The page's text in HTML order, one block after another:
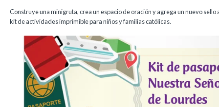
Construye una minigruta, crea un espacio de oración y agrega un nuevo sello
kit de actividades imprimible para niños y familias católicas.